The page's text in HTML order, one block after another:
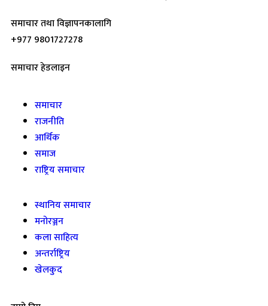
समाचार तथा विज्ञापनकालागि
+977 9801727278
समाचार हेडलाइन
समाचार
राजनीति
आर्थिक
समाज
राष्ट्रिय समाचार
स्थानिय समाचार
मनोरञ्जन
कला साहित्य
अन्तर्राष्ट्रिय
खेलकुद